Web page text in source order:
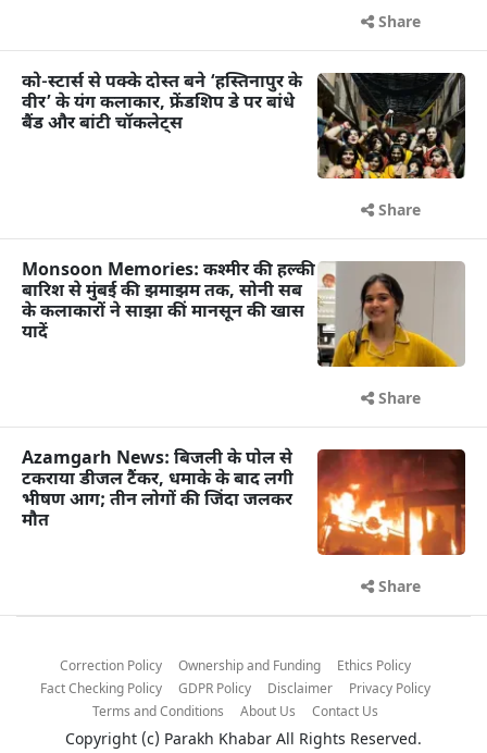
Share
को-स्टार्स से पक्के दोस्त बने ‘हस्तिनापुर के
वीर’ के यंग कलाकार, फ्रेंडशिप डे पर बांधे
बैंड और बांटी चॉकलेट्स
Share
Monsoon Memories: कश्मीर की हल्की
बारिश से मुंबई की झमाझम तक, सोनी सब
के कलाकारों ने साझा कीं मानसून की खास
यादें
Share
Azamgarh News: बिजली के पोल से
टकराया डीजल टैंकर, धमाके के बाद लगी
भीषण आग; तीन लोगों की जिंदा जलकर
मौत
Share
Correction Policy Ownership and Funding
Ethics Policy
Fact Checking Policy
GDPR Policy Disclaimer
Privacy Policy
Terms and Conditions
About Us Contact Us
Copyright (c) Parakh Khabar All Rights Reserved.